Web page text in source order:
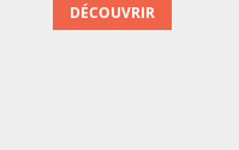
DÉCOUVRIR